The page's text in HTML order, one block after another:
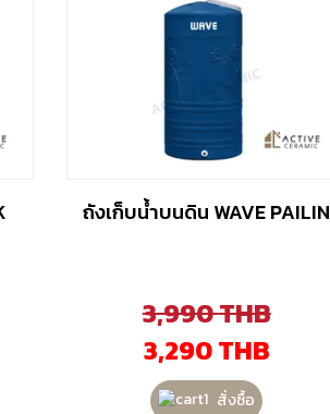
ถังเก็บน้ำบนดิน WAVE PAILIN
3,990THB
3,290THB
สั่งซื้อ